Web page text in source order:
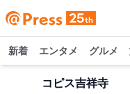
新着 エンタメ グルメ
コピス吉祥寺